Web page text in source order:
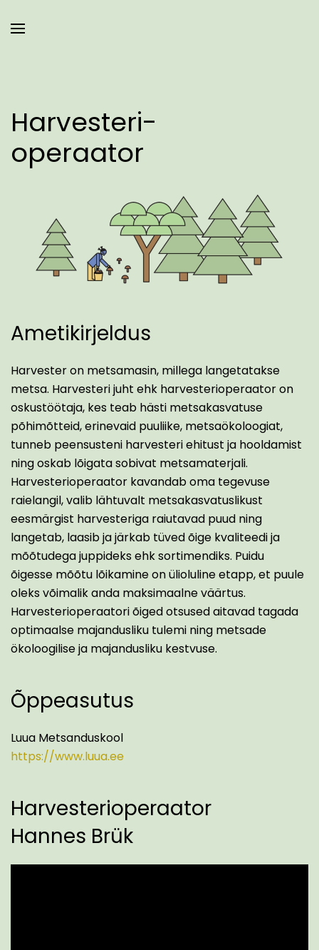
Harvesteri-
operaator
Ametikirjeldus
Harvester on metsamasin, millega langetatakse
metsa. Harvesteri juht ehk harvesterioperaator on
oskustöötaja, kes teab hästi metsakasvatuse
põhimõtteid, erinevaid puuliike, metsaökoloogiat,
tunneb peensusteni harvesteri ehitust ja hooldamist
ning oskab lõigata sobivat metsamaterjali.
Harvesterioperaator kavandab oma tegevuse
raielangil, valib lähtuvalt metsakasvatuslikust
eesmärgist harvesteriga raiutavad puud ning
langetab, laasib ja järkab tüved õige kvaliteedi ja
mõõtudega juppideks ehk sortimendiks. Puidu
õigesse mõõtu lõikamine on ülioluline etapp, et puule
oleks võimalik anda maksimaalne väärtus.
Harvesterioperaatori õiged otsused aitavad tagada
optimaalse majandusliku tulemi ning metsade
ökoloogilise ja majandusliku kestvuse.
Õppeasutus
Luua Metsanduskool
https://www.luua.ee
Harvesterioperaator
Hannes Brük